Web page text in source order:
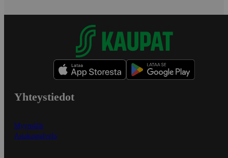
Yhteystiedot
Myymälät
Asiakaspalvelu